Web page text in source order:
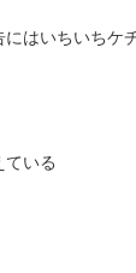
はいちいち
ている